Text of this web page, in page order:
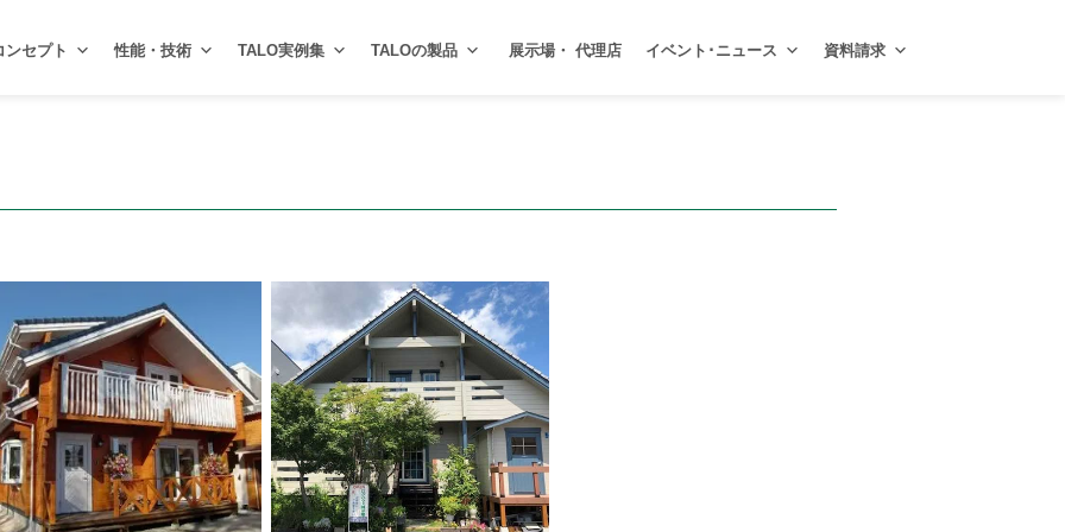
ンセプト 性能・技術 TALO実例集 TALOの製品 展示場・ 代理店 イベント･ニュース 資料請求